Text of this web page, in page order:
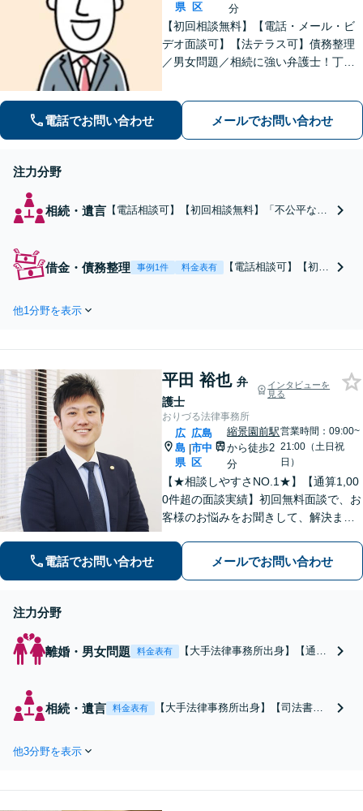
県
区
分
【初回相談無料】【電話・メール・ビ
デオ面談可】【法テラス可】債務整理
／男女問題／相続に強い弁護士！丁寧
寄り添ったサポートが強み【分割・後
払い利用可】【女学院前駅5分】
電話でお問い合わせ メールでお問い合わせ
注力分野
相続・遺言 【電話相談可】【初回相談無料】「不公平な相
に対応「生前対策に注力／遺言書の作成もお任
せください」遺留分侵害額請求ご相談いただけ
借金・債務整理 事例1件 料金表有
【電話相談可】【初回
な解決策をご提案しま
も承ります【分割・後
払い利用可】【完全個
室制】【女学院前駅5
分】
他1分野を表示
平田 裕也 弁
護士
インタビューを
見る
おりづる法律事務所
広
島
県
|
広島
市中
区
縮景園前駅
から徒歩2
分
営業時間：09:00~
21:00（土日祝
日）
【★相談しやすさNO.1★】【通算1,00
0件超の面談実績】初回無料面談で、お
客様のお悩みをお聞きして、解決まで
婚問題」「私選刑事事件」「自己破
産」「相続」問題を得意としていま
電話でお問い合わせ メールでお問い合わせ
注力分野
離婚・男女問題 料金表有
【大手法律事務所出身】【通算
ー＆内密な対応で早期解決＆大
幅減額を目指します。法外な高
相続・遺言 料金表有
【大手法律事務所出身】【司法書士
害額請求にも対応。相続で損をしな
他3分野を表示